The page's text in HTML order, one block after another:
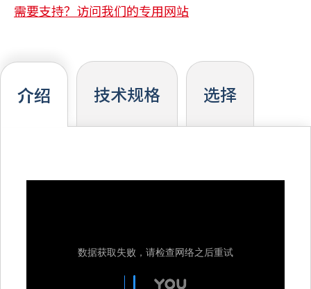
需要支持？访问我们的专用网站
介绍 技术规格 选择